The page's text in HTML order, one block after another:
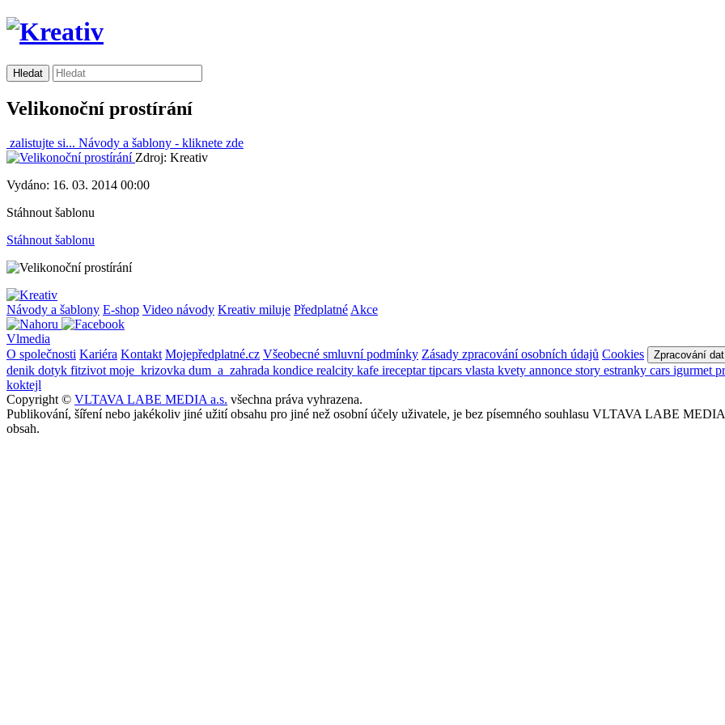
Velikonoční prostírání
zalistujte si... Návody a šablony - kliknete zde
Zdroj: Kreativ
Vydáno: 16. 03. 2014 00:00
Stáhnout šablonu
Stáhnout šablonu
Návody a šablony E-shop Video návody Kreativ miluje Předplatné Akce
Vlmedia
O společnosti Kariéra Kontakt Mojepředplatné.cz Všeobecné smluvní podmínky Zásady zpracování osobních údajů Cookies Zpracování dat
denik dotyk fitzivot moje_krizovka dum_a_zahrada kondice realcity kafe ireceptartipcars vlasta kvety annonce story estranky cars igurmet
koktejl
Copyright © VLTAVA LABE MEDIA a.s. všechna práva vyhrazena.
Publikování, šíření nebo jakékoliv jiné užití obsahu pro jiné než osobní účely uživatele, je bez písemného souhlasu VLTAVA LABE
obsah.